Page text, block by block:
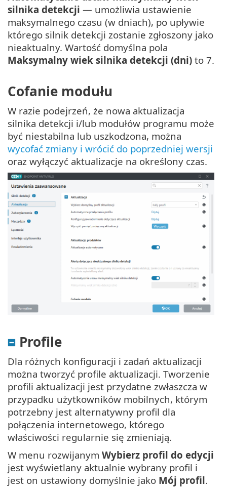
silnika detekcji — umożliwia ustawienie
maksymalnego czasu (w dniach), po upływie
którego silnik detekcji zostanie zgłoszony jako
nieaktualny. Wartość domyślna pola
Maksymalny wiek silnika detekcji (dni) to 7.
Cofanie modułu
W razie podejrzeń, że nowa aktualizacja
silnika detekcji i/lub modułów programu może
być niestabilna lub uszkodzona, można
wycofać zmiany i wrócić do poprzedniej wersji
oraz wyłączyć aktualizacje na określony czas.
Profile
Dla różnych konfiguracji i zadań aktualizacji
można tworzyć profile aktualizacji. Tworzenie
profili aktualizacji jest przydatne zwłaszcza w
przypadku użytkowników mobilnych, którym
potrzebny jest alternatywny profil dla
połączenia internetowego, którego
właściwości regularnie się zmieniają.
W menu rozwijanym Wybierz profil do edycji
jest wyświetlany aktualnie wybrany profil i
jest on ustawiony domyślnie jako Mój profil.